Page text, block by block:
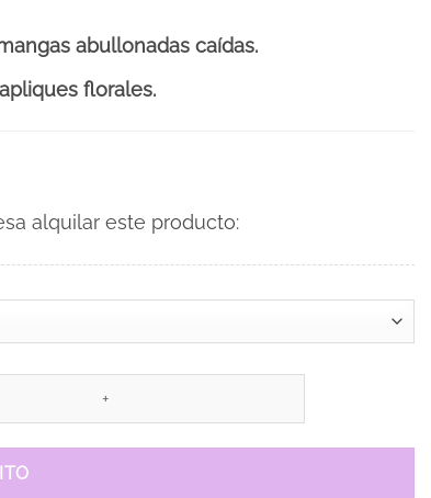
abullonadas caídas.
florales.
alquilar este producto: